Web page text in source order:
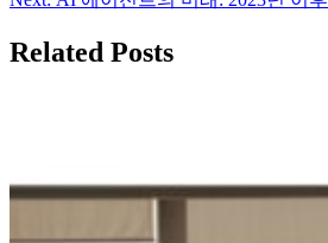
탐
색
Related Posts